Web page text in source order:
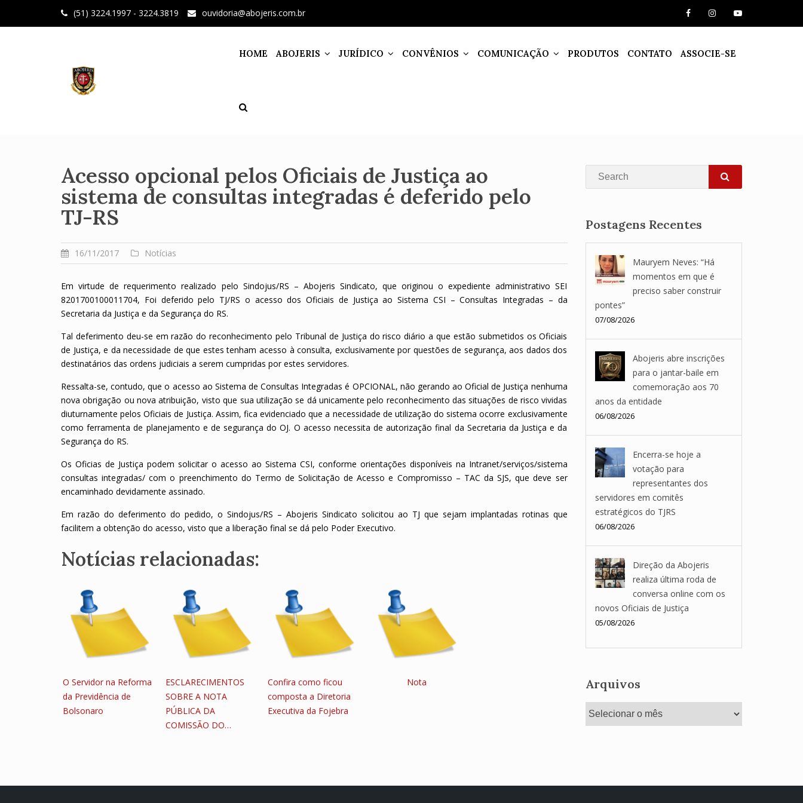
(51) 3224.1997 - 3224.3819 ouvidoria@abojeris.com.br
HOME ABOJERIS JURÍDICO CONVÊNIOS COMUNICAÇÃO PRODUTOS CONTATO ASSOCIE-SE
Acesso opcional pelos Oficiais de Justiça ao
sistema de consultas integradas é deferido pelo
TJ-RS
16/11/2017 Notícias
Em virtude de requerimento realizado pelo Sindojus/RS – Abojeris Sindicato, que originou o expediente administrativo SEI
8201700100011704, Foi deferido pelo TJ/RS o acesso dos Oficiais de Justiça ao Sistema CSI – Consultas Integradas – da
Secretaria da Justiça e da Segurança do RS.
Tal deferimento deu-se em razão do reconhecimento pelo Tribunal de Justiça do risco diário a que estão submetidos os Oficiais
de Justiça, e da necessidade de que estes tenham acesso à consulta, exclusivamente por questões de segurança, aos dados dos
destinatários das ordens judiciais a serem cumpridas por estes servidores.
Ressalta-se, contudo, que o acesso ao Sistema de Consultas Integradas é OPCIONAL, não gerando ao Oficial de Justiça nenhuma
nova obrigação ou nova atribuição, visto que sua utilização se dá unicamente pelo reconhecimento das situações de risco vividas
diuturnamente pelos Oficiais de Justiça. Assim, fica evidenciado que a necessidade de utilização do sistema ocorre exclusivamente
como ferramenta de planejamento e de segurança do OJ. O acesso necessita de autorização final da Secretaria da Justiça e da
Segurança do RS.
Os Oficias de Justiça podem solicitar o acesso ao Sistema CSI, conforme orientações disponíveis na Intranet/serviços/sistema
consultas integradas/ com o preenchimento do Termo de Solicitação de Acesso e Compromisso – TAC da SJS, que deve ser
encaminhado devidamente assinado.
Em razão do deferimento do pedido, o Sindojus/RS – Abojeris Sindicato solicitou ao TJ que sejam implantadas rotinas que
facilitem a obtenção do acesso, visto que a liberação final se dá pelo Poder Executivo.
Notícias relacionadas:
O Servidor na Reforma
da Previdência de
Bolsonaro
ESCLARECIMENTOS
SOBRE A NOTA
PÚBLICA DA
COMISSÃO DO…
Confira como ficou
composta a Diretoria
Executiva da Fojebra
Nota
Search
SEARCH
Postagens Recentes
Mauryem Neves: “Há
momentos em que é
preciso saber construir
pontes”
07/08/2026
Abojeris abre inscrições
para o jantar-baile em
comemoração aos 70
anos da entidade
06/08/2026
Encerra-se hoje a
votação para
representantes dos
servidores em comitês
estratégicos do TJRS
06/08/2026
Direção da Abojeris
realiza última roda de
conversa online com os
novos Oficiais de Justiça
05/08/2026
Arquivos
Arquivos